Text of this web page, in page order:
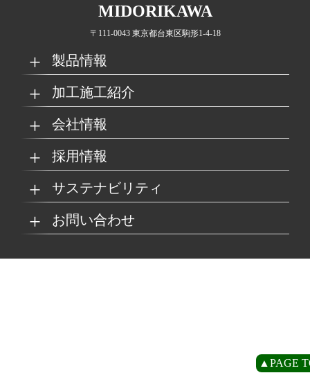
▲PAGE
MIDORIKAWA
〒111-0043 東京都台東区駒形1-4-18
製品情報
MKブランド製品 新商品紹介
取扱製品情報
SDSダウンロード
加工施工紹介
グループの総合力 乗り物
工場
環境 商業施設
会社情報
会社概要 経営理念
沿革
採用情報
マイナビ採用ページ
サステナビリティ
リサイクルへの取り組
SDGsへの取り組み
お問い合わせ